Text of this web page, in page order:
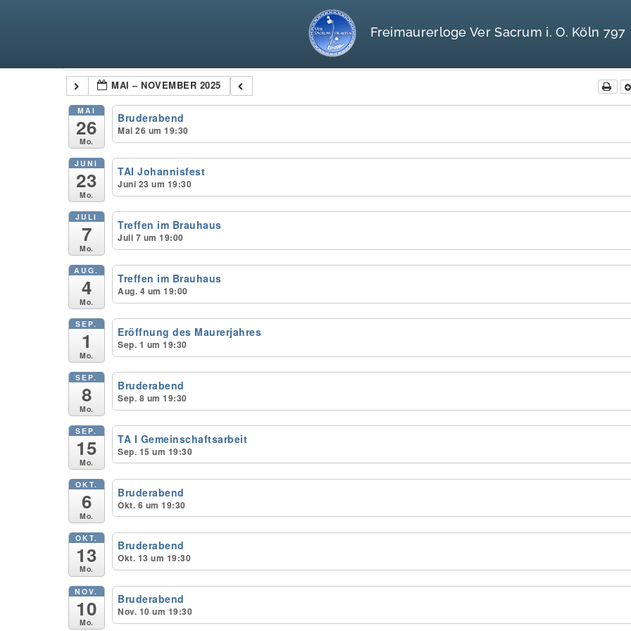
Freimaurerloge Ver Sacrum i. O. Köln 797
MAI – NOVEMBER 2025
MAI
26
Mo.
Bruderabend
Mai 26 um 19:30
JUNI
23
Mo.
TAI Johannisfest
Juni 23 um 19:30
JULI
7
Mo.
Treffen im Brauhaus
Juli 7 um 19:00
AUG.
4
Mo.
Treffen im Brauhaus
Aug. 4 um 19:00
SEP.
1
Mo.
Eröffnung des Maurerjahres
Sep. 1 um 19:30
SEP.
8
Mo.
Bruderabend
Sep. 8 um 19:30
SEP.
15
Mo.
TA I Gemeinschaftsarbeit
Sep. 15 um 19:30
OKT.
6
Mo.
Bruderabend
Okt. 6 um 19:30
OKT.
13
Mo.
Bruderabend
Okt. 13 um 19:30
NOV.
10
Mo.
Bruderabend
Nov. 10 um 19:30